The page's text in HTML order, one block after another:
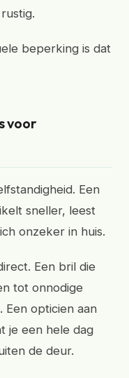
beperking is dat
voor
Een
sneller, leest
onzeker in huis.
Een bril die
tot onnodige
Een opticien aan
je een hele dag
de deur.